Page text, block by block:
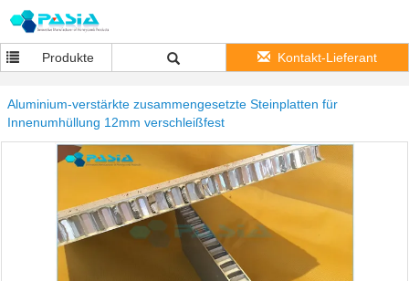
Produkte Kontakt-Lieferant
Aluminium-verstärkte zusammengesetzte Steinplatten für
Innenumhüllung 12mm verschleißfest